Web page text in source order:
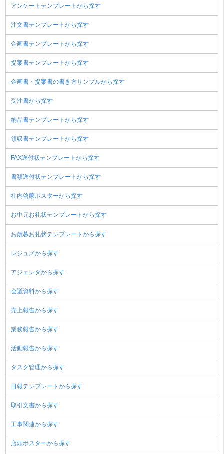
アンケートテンプレートから探す
注文書テンプレートから探す
企画書テンプレートから探す
提案書テンプレートから探す
企画書・提案書の書き方サンプルから探す
受注書から探す
納品書テンプレートから探す
領収書テンプレートから探す
FAX送付状テンプレートから探す
書類送付状テンプレートから探す
社内啓蒙ポスターから探す
お中元お礼状テンプレートから探す
お歳暮お礼状テンプレートから探す
レジュメから探す
アジェンダから探す
会議資料から探す
売上報告から探す
業務報告から探す
活動報告から探す
タスク管理から探す
日報テンプレートから探す
取引文書から探す
工事関連から探す
店頭ポスターから探す